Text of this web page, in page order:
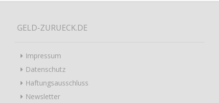
GELD-ZURUECK.DE
Impressum
Datenschutz
Haftungsausschluss
Newsletter